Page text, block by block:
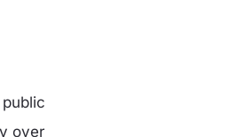
over